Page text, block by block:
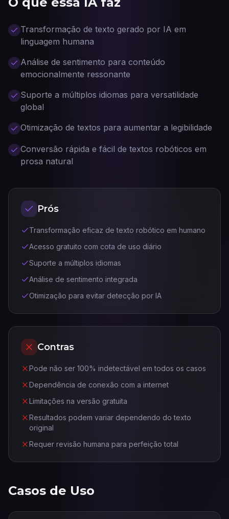
Transformação de texto gerado por IA em
linguagem humana
Análise de sentimento para conteúdo
emocionalmente ressonante
Suporte a múltiplos idiomas para versatilidade
global
Otimização de textos para aumentar a legibilidade
Conversão rápida e fácil de textos robóticos em
prosa natural
Prós
Transformação eficaz de texto robótico em humano
Acesso gratuito com cota de uso diário
Suporte a múltiplos idiomas
Análise de sentimento integrada
Otimização para evitar detecção por IA
Contras
Pode não ser 100% indetectável em todos os casos
Dependência de conexão com a internet
Limitações na versão gratuita
Resultados podem variar dependendo do texto
original
Requer revisão humana para perfeição total
Casos de Uso